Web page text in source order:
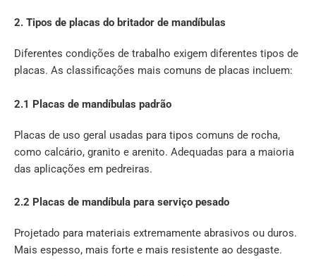
2. Tipos de placas do britador de mandíbulas
Diferentes condições de trabalho exigem diferentes tipos de
placas. As classificações mais comuns de placas incluem:
2.1 Placas de mandíbulas padrão
Placas de uso geral usadas para tipos comuns de rocha,
como calcário, granito e arenito. Adequadas para a maioria
das aplicações em pedreiras.
2.2 Placas de mandíbula para serviço pesado
Projetado para materiais extremamente abrasivos ou duros.
Mais espesso, mais forte e mais resistente ao desgaste.